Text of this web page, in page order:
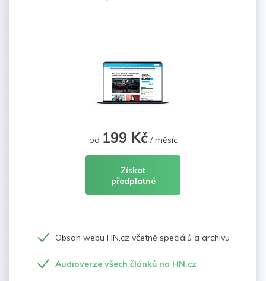
od 199 Kč/ měsíc
Získat
předplatné
Obsah webu HN.cz včetně speciálů a archivu
Audioverze všech článků na HN.cz